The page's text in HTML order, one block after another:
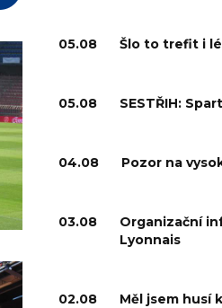
05.08 Šlo to trefit i
05.08 SESTŘIH:
04.08 Pozor na
03.08
Organizační
Lyonnais
02.08 Měl jsem husí